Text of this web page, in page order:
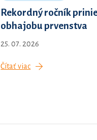
Rekordný ročník
obhajobu prvenstva
25. 07. 2026
Čítať viac